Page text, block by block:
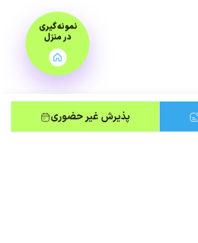
پذیرش غیر حضوری
نمونه‌گیری
در منزل